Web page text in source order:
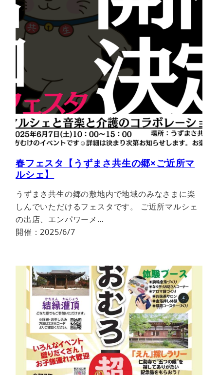
春フェスタ【うずまさ共生の郷×ご近所マ
ルシェ】
うずまさ共生の郷の敷地内で地域のみなさまに楽
しんでいただけるフェスタです。 ご近所マルシェ
の出店、エンパワーメ…
開催：2025/6/7